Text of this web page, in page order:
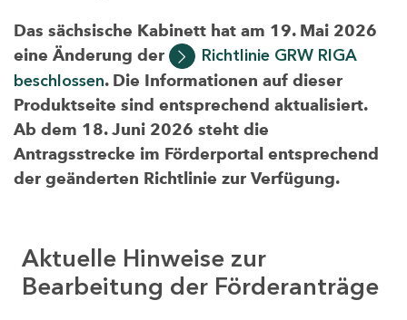
Das sächsische Kabinett hat am 19. Mai 2026
eine Änderung der
Richtlinie GRW RIGA
beschlossen. Die Informationen auf dieser
Produktseite sind entsprechend aktualisiert.
Ab dem 18. Juni 2026 steht die
Antragsstrecke im Förderportal entsprechend
der geänderten Richtlinie zur Verfügung.
Aktuelle Hinweise zur
Bearbeitung der Förderanträge